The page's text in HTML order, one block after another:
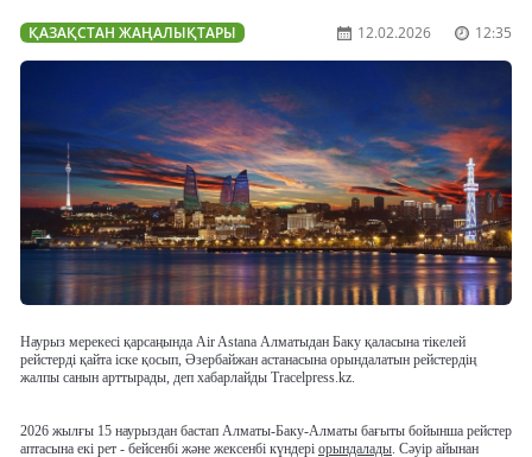
ҚАЗАҚСТАН ЖАҢАЛЫҚТАРЫ 12.02.2026 12:35
Наурыз мерекесі қарсаңында Air Astana Алматыдан Баку қаласына тікелей
рейстерді қайта іске қосып, Әзербайжан астанасына орындалатын рейстердің
жалпы санын арттырады, деп хабарлайды Tracelpress.kz.
2026 жылғы 15 наурыздан бастап Алматы-Баку-Алматы бағыты бойынша рейстер
аптасына екі рет - бейсенбі және жексенбі күндері орындалады. Сәуір айынан